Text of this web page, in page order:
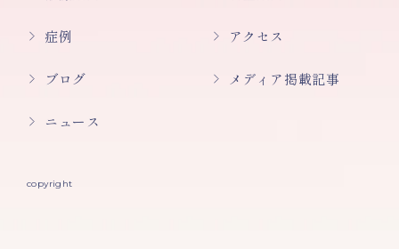
症例 アクセス
ブログ メディア掲載記事
ニュース
copyright